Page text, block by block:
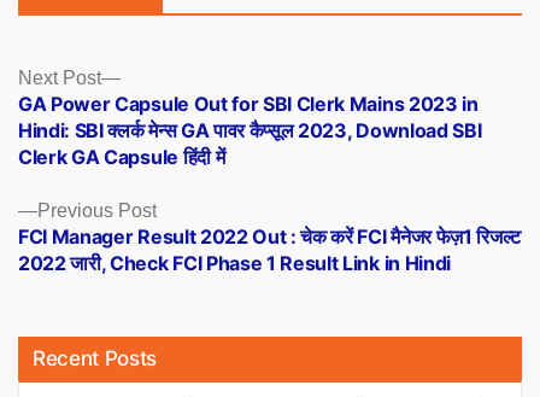
Posts
navigation
Previous PostPrevious
post:
FCI Manager Result 2022 Out : चेक करें FCI मैनेजर फेज़1 रिजल्ट
2022 जारी, Check FCI Phase 1 Result Link in Hindi
Next Post
Next
post:
GA Power Capsule Out for SBI Clerk Mains 2023 in
Hindi: SBI क्लर्क मेन्स GA पावर कैप्सूल 2023, Download SBI
Clerk GA Capsule हिंदी में
Recent Posts